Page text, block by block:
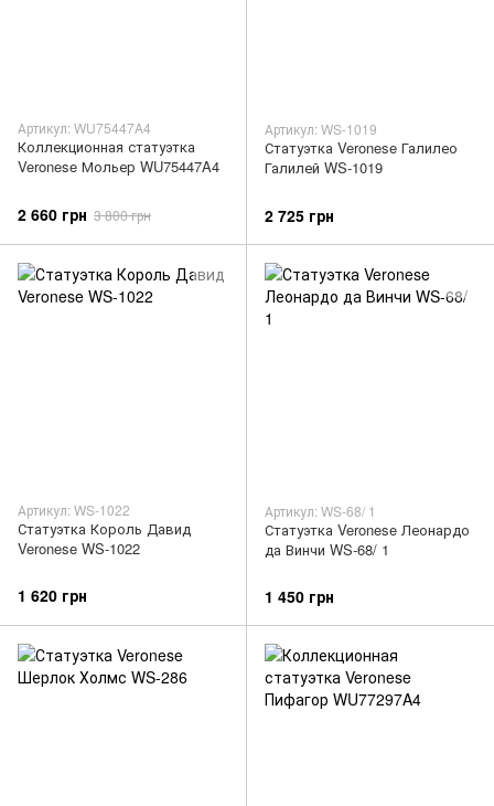
Артикул: WU75447A4
Коллекционная статуэтка
Veronese Мольер WU75447A4
2 660 грн 3 800 грн
Артикул: WS-1019
Статуэтка Veronese Галилео
Галилей WS-1019
2 725 грн
Артикул: WS-1022
Статуэтка Король Давид
Veronese WS-1022
1 620 грн
Артикул: WS-68/ 1
Статуэтка Veronese Леонардо
да Винчи WS-68/ 1
1 450 грн